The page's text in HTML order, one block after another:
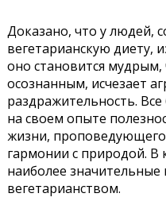
Доказано, что у людей,
вегетарианскую диету,
оно становится
осознанным, исчезает
раздражительность.
на своем опыте
жизни,
гармонии с природой. В
наиболее значительные
вегетарианством.